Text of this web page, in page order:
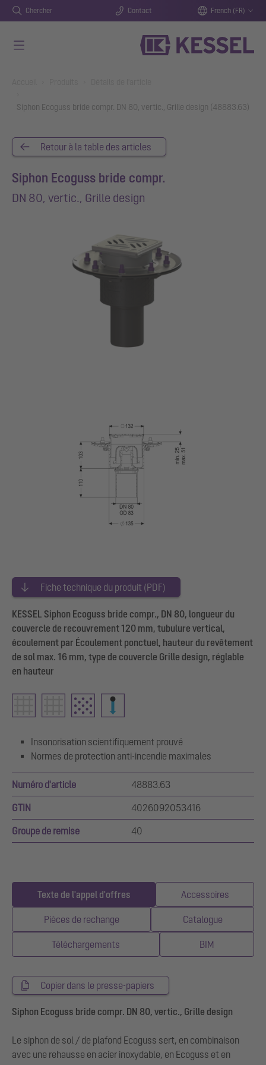
Chercher Contact French (FR)
Siphon Ecoguss bride compr. DN 80, vertic., Grille design (48883.63)
Retour à la table des articles
Siphon Ecoguss bride compr.
DN 80, vertic., Grille design
Fiche technique du produit (PDF)
KESSEL Siphon Ecoguss bride compr., DN 80, longueur du
couvercle de recouvrement 120 mm, tubulure vertical,
écoulement par Écoulement ponctuel, hauteur du revêtement
de sol max. 16 mm, type de couvercle Grille design, réglable
en hauteur
Insonorisation scientifiquement prouvé
Normes de protection anti-incendie maximales
Numéro d'article 48883.63
GTIN 4026092053416
Groupe de remise 40
Texte de l'appel d'offres Accessoires
Pièces de rechange Catalogue
Téléchargements BIM
Copier dans le presse-papiers
Siphon Ecoguss bride compr. DN 80, vertic., Grille design
Le siphon de sol / de plafond Ecoguss sert, en combinaison
avec une rehausse en acier inoxydable, en Ecoguss et en